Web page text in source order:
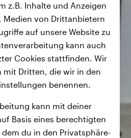
z.B. Inhalte und Anzeigen
Medien von Drittanbietern
auf unsere Website zu
kann auch
Cookies stattfinden. Wir
mit Dritten, die wir in den
benennen.
kann mit deiner
Basis eines berechtigten
du in den Privatsphäre-